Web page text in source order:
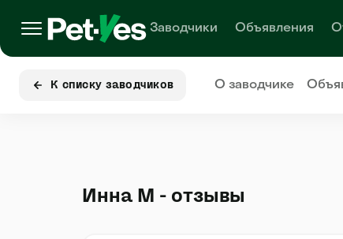
Заводчики Объявления
К списку заводчиков О заводчике
Инна М - отзывы